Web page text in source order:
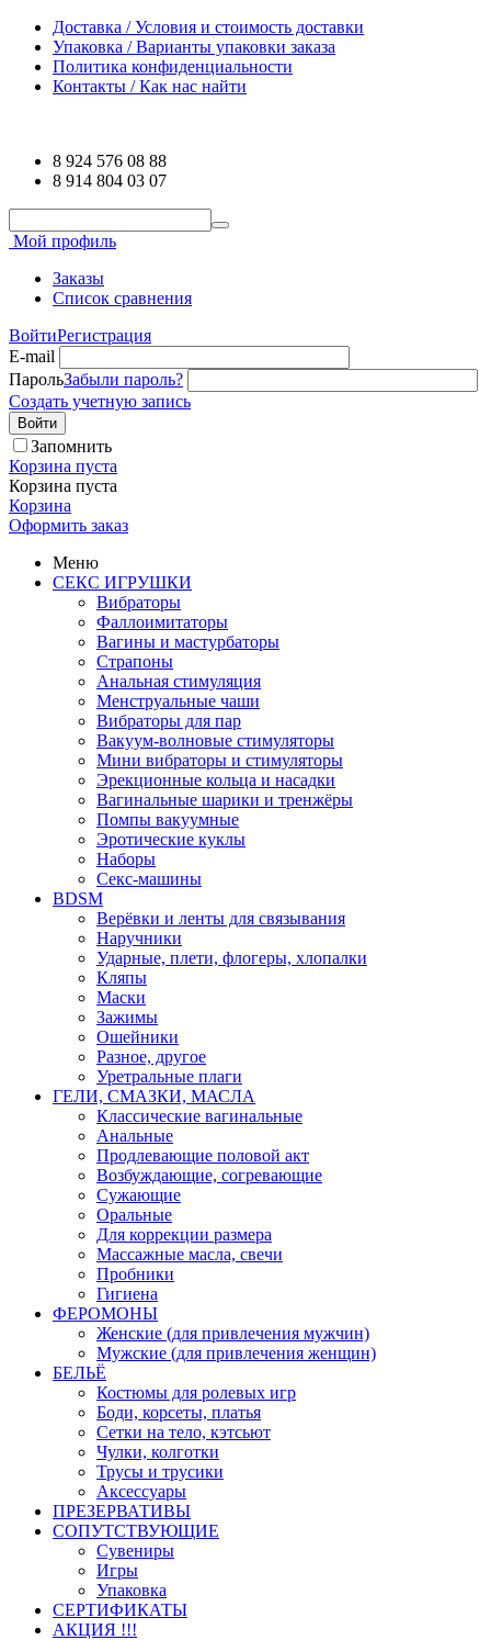
Доставка / Условия и стоимость доставки
Упаковка / Варианты упаковки заказа
Политика конфиденциальности
Контакты / Как нас найти
8 924 576 08 88
8 914 804 03 07
Мой профиль
Заказы
Список сравнения
ВойтиРегистрация
E-mail
ПарольЗабыли пароль?
Создать учетную запись
Войти
Запомнить
Корзина пуста
Корзина пуста
Корзина
Оформить заказ
Меню
СЕКС ИГРУШКИ
Вибраторы
Фаллоимитаторы
Вагины и мастурбаторы
Страпоны
Анальная стимуляция
Менструальные чаши
Вибраторы для пар
Вакуум-волновые стимуляторы
Мини вибраторы и стимуляторы
Эрекционные кольца и насадки
Вагинальные шарики и тренжёры
Помпы вакуумные
Эротические куклы
Наборы
Секс-машины
BDSM
Верёвки и ленты для связывания
Наручники
Ударные, плети, флогеры, хлопалки
Кляпы
Маски
Зажимы
Ошейники
Разное, другое
Уретральные плаги
ГЕЛИ, СМАЗКИ, МАСЛА
Классические вагинальные
Анальные
Продлевающие половой акт
Возбуждающие, согревающие
Сужающие
Оральные
Для коррекции размера
Массажные масла, свечи
Пробники
Гигиена
ФЕРОМОНЫ
Женские (для привлечения мужчин)
Мужские (для привлечения женщин)
БЕЛЬЁ
Костюмы для ролевых игр
Боди, корсеты, платья
Сетки на тело, кэтсьют
Чулки, колготки
Трусы и трусики
Аксессуары
ПРЕЗЕРВАТИВЫ
СОПУТСТВУЮЩИЕ
Сувениры
Игры
Упаковка
СЕРТИФИКАТЫ
АКЦИЯ !!!